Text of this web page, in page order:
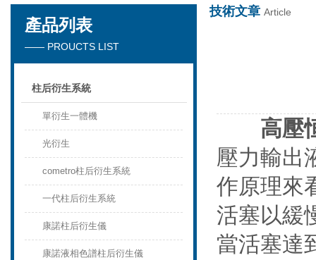
天津琛航科苑科技發展有限公司
產品列表
—— PROUCTS LIST
柱后衍生系統
單衍生一體機
光衍生
cometro柱后衍生系統
一代柱后衍生系統
康諾柱后衍生儀
康諾液相色譜柱后衍生儀
技術文章 Article
高壓
壓力輸出
作原理來
活塞以緩
當活塞達